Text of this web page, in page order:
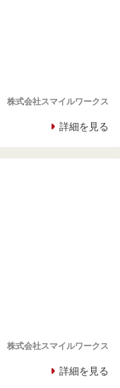
株式会社スマイルワークス
詳細を見る
株式会社スマイルワークス
詳細を見る